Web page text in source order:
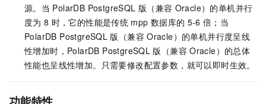
源。当 PolarDB PostgreSQL 版（兼容 Oracle） 的单机并行
度为 8 时，它的性能是传统 mpp 数据库的 5-6 倍；当
PolarDB PostgreSQL 版（兼容 Oracle） 的单机并行度呈线
性增加时， PolarDB PostgreSQL 版（兼容 Oracle） 的总体
性能也呈线性增加。只需要修改配置参数，就可以即时生效。